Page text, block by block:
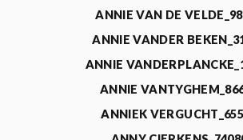
ANNIE VAN DE
ANNIE VANDER
ANNIE
ANNIE
ANNIEK